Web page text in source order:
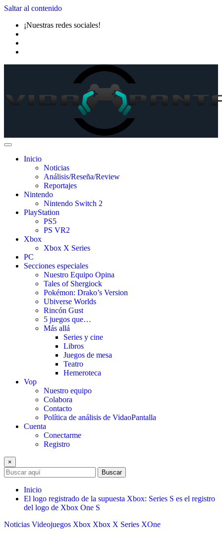
Saltar al contenido
¡Nuestras redes sociales!
Inicio
Noticias
Análisis/Reseña/Review
Reportajes
Nintendo
Nintendo Switch 2
PlayStation
PS5
PS VR2
Xbox
Xbox X Series
PC
Secciones especiales
Nuestro Equipo Opina
Tales of Shergiock
Pokémon: Drako’s Version
Ubiverse Worlds
Rincón Gust
5 juegos que…
Más allá
Series y cine
Libros
Juegos de mesa
Teatro
Hemeroteca
Vop
Nuestro equipo
Colabora
Contacto
Política de análisis de VidaoPantalla
Cuenta
Conectarme
Registro
×
Buscar
Inicio
El logo registrado de la supuesta Xbox: Series S es el registro
del logo de Xbox One S
Noticias Videojuegos Xbox Xbox X Series XOne